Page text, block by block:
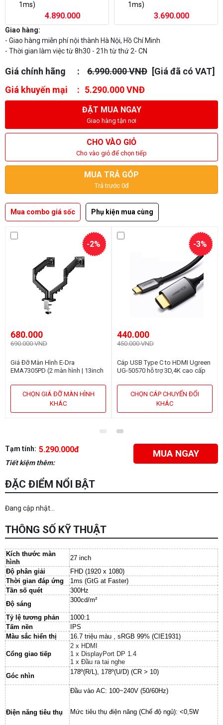
1ms)
4.890.000
1ms)
3.690.000
Giao hàng:
- Giao hàng miễn phí nội thành Hà Nội, Hồ Chí Minh
- Thời gian làm việc từ 8h30 - 21h từ thứ 2- CN
Giá chính hãng 6.990.000 VNĐ [Giá đã có VAT]
Giá khuyến mại
5.290.000 VNĐ
ĐẶT MUA NGAY
Giao hàng tận nơi
CHO VÀO GIỎ
Cho vào giỏ để chọn tiếp
MUA TRẢ GÓP
Trả trước 0đ
Mua combo giá sốc Phụ kiện mua cùng
680.000
690.000 VND
-2%
Giá Đỡ Màn Hình E-Dra
EMA7305PD (2 màn hình | 13inch
CHỌN GIÁ ĐỠ MÀN HÌNH
KHÁC
440.000
450.000 VND
-3%
Cáp USB Type C to HDMI Ugreen
UG-50570 hỗ trợ 3D,4K cao cấp
CHỌN CÁP CHUYỂN ĐỔI
KHÁC
Tạm tính: 5.290.000đ
Tiết kiệm thêm:
MUA NGAY
ĐẶC ĐIỂM NỔI BẬT
Đang cập nhật...
THÔNG SỐ KỸ THUẬT
Kích thước màn
hình
27 inch
Độ phân giải
FHD (1920 x 1080)
Thời gian đáp ứng
1ms (GtG at Faster)
Tần số quét
300Hz
Độ sáng
300cd/m²
Tỷ lệ tương phản
1000:1
Tấm nền
IPS
Màu sắc hiển thị
16.7 triệu màu , sRGB 99% (CIE1931)
Cổng giao tiếp
2 x HDMI
1 x DisplayPort DP 1.4
1 x Đầu ra tai nghe
Góc nhìn
178º(R/L), 178º(U/D) (CR > 10)
Điện năng tiêu thụ
Đầu vào AC: 100~240V (50/60Hz)
Mức tiêu thụ điện năng (Chế độ ngủ): <0,5W